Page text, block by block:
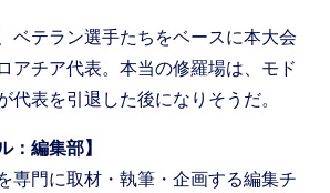
ベテラン選手たちをベースに本大会
アチア代表。本当の修羅場は、モド
代表を引退した後になりそうだ。
：編集部】
専門に取材・執筆・企画する編集チ